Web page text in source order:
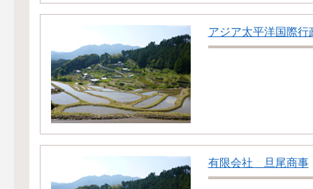
アジア太平洋国際行
有限会社 旦尾商事